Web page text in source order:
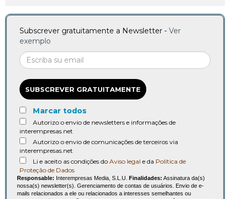
Subscrever gratuitamente a Newsletter - Ver
exemplo
SUBSCREVER GRATUITAMENTE
Marcar todos
Autorizo o envio de newsletters e informações de
interempresas.net
Autorizo o envio de comunicações de terceiros via
interempresas.net
Li e aceito as condições do Aviso legal e da Política de
Proteção de Dados
Responsable: Interempresas Media, S.L.U. Finalidades: Assinatura da(s)
nossa(s) newsletter(s). Gerenciamento de contas de usuários. Envio de e-
mails relacionados a ele ou relacionados a interesses semelhantes ou